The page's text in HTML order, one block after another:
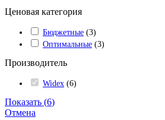
Ценовая категория
Бюджетные (3)
Оптимальные (3)
Производитель
Widex (6)
Показать (6)
Отмена